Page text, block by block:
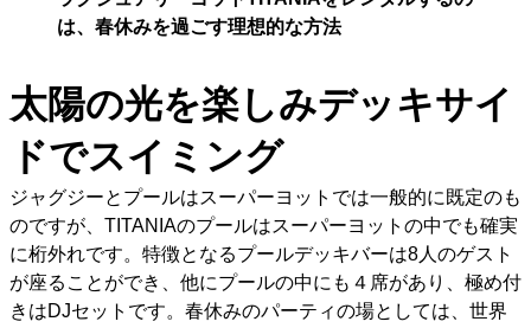
は、春休みを過ごす理想的な方法
太陽の光を楽しみデッキサイ
ドでスイミング
ジャグジーとプールはスーパーヨットでは一般的に既定のも
のですが、TITANIAのプールはスーパーヨットの中でも確実
に桁外れです。特徴となるプールデッキバーは8人のゲスト
が座ることができ、他にプールの中にも４席があり、極め付
きはDJセットです。春休みのパーティの場としては、世界